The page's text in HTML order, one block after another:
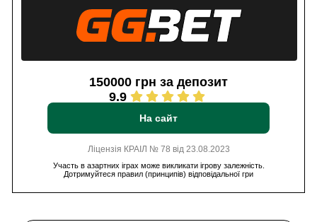
150000 грн за депозит
9.9
На сайт
Ліцензія КРАІЛ № 78 від 23.08.2023
Участь в азартних іграх може викликати ігрову залежність.
Дотримуйтеся правил (принципів) відповідальної гри